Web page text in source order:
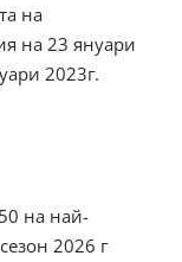
на
на 23 януари
2023г.
на най-
2026 г